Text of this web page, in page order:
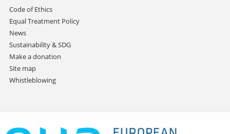
Code of Ethics
Equal Treatment Policy
News
Sustainability & SDG
Make a donation
Site map
Whistleblowing